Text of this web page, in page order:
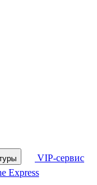
VIP-сервис
Express